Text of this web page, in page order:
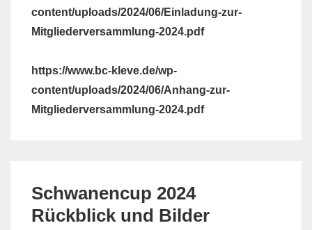
content/uploads/2024/06/Einladung-zur-
Mitgliederversammlung-2024.pdf
https://www.bc-kleve.de/wp-
content/uploads/2024/06/Anhang-zur-
Mitgliederversammlung-2024.pdf
Schwanencup 2024
Rückblick und Bilder